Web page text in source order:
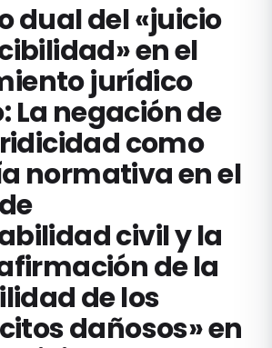
dual del «juicio
en el
jurídico
La negación de
como
normativa en el
civil y la
de la
de los
dañosos» en